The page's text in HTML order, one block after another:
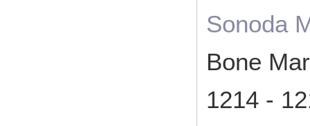
Sonoda
Bone
1214 -